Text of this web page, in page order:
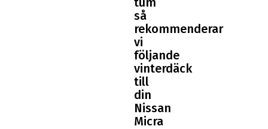
så
rekommenderar
vi
följande
vinterdäck
till
din
Nissan
Micra